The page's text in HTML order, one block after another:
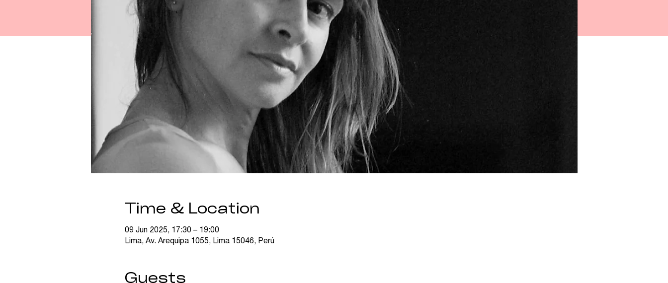
Time & Location
09 Jun 2025, 17:30 – 19:00
Lima, Av. Arequipa 1055, Lima 15046, Perú
Guests